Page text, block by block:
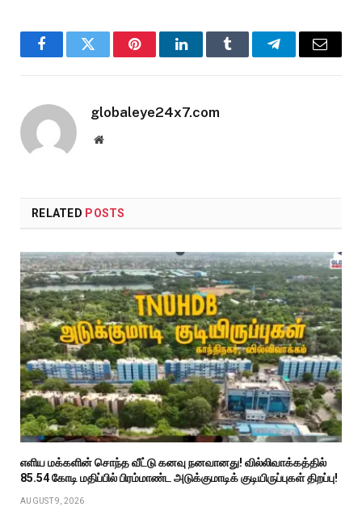
FacebookTwitter PinterestLinkedInTumblr TelegramEmail
globaleye24x7.com
Website
RELATED POSTS
எளிய மக்களின் சொந்த வீட்டு கனவு நனவானது! வில்லிவாக்கத்தில்
₹85.54 கோடி மதிப்பில் பிரம்மாண்ட அடுக்குமாடிக் குடியிருப்புகள் திறப்பு!
AUGUST 9, 2026